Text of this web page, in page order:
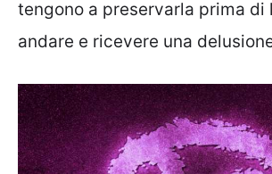
tengono a preservarla prima di
andare e ricevere una